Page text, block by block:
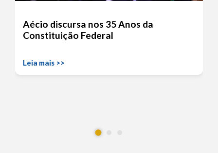
Aécio discursa nos 35 Anos da
Constituição Federal
Leia mais >>